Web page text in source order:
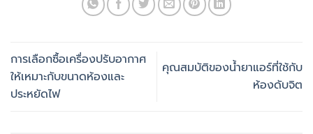
การเลือกซื้อเครื่องปรับอากาศ
ให้เหมาะกับขนาดห้องและ
ประหยัดไฟ
คุณสมบัติของน้ำยาแอร์ที่ใช้กับ
ห้องดับจิต